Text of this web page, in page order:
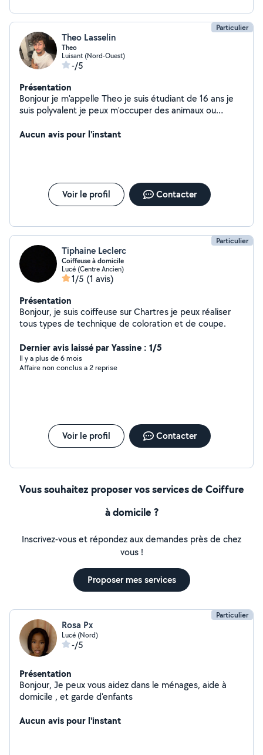
Particulier
Theo Lasselin
Theo
Luisant (Nord-Ouest)
-/5
Présentation
Bonjour je m'appelle Theo je suis étudiant de 16 ans je
suis polyvalent je peux m'occuper des animaux ou
Aucun avis pour l'instant
Voir le profil Contacter
Particulier
Tiphaine Leclerc
Coiffeuse à domicile
Lucé (Centre Ancien)
1/5 (1 avis)
Présentation
Bonjour, je suis coiffeuse sur Chartres je peux réaliser
tous types de technique de coloration et de coupe.
Dernier avis laissé par Yassine : 1/5
Il y a plus de 6 mois
Affaire non conclus a 2 reprise
Voir le profil Contacter
Vous souhaitez proposer vos services de Coiffure
à domicile ?
Inscrivez-vous et répondez aux demandes près de chez
vous !
Proposer mes services
Particulier
Rosa Px
Lucé (Nord)
-/5
Présentation
Bonjour, Je peux vous aidez dans le ménages, aide à
domicile , et garde d'enfants
Aucun avis pour l'instant